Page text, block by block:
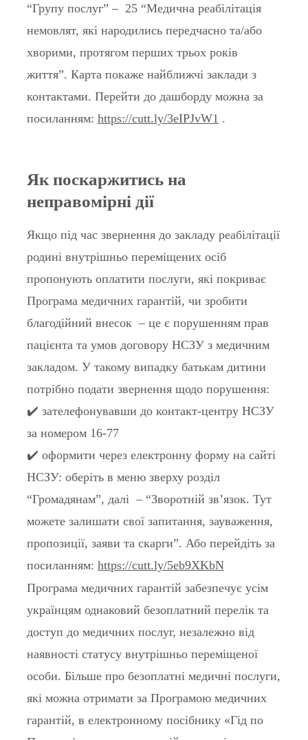
“Групу послуг” – 25 “Медична реабілітація
немовлят, які народились передчасно та/або
хворими, протягом перших трьох років
життя”. Карта покаже найближчі заклади з
контактами. Перейти до дашборду можна за
посиланням: https://cutt.ly/3eIPJvW1 .
Як поскаржитись на
неправомірні дії
Якщо під час звернення до закладу реабілітації
родині внутрішньо переміщених осіб
пропонують оплатити послуги, які покриває
Програма медичних гарантій, чи зробити
благодійний внесок – це є порушенням прав
пацієнта та умов договору НСЗУ з медичним
закладом. У такому випадку батькам дитини
потрібно подати звернення щодо порушення:
✔️ зателефонувавши до контакт-центру НСЗУ
за номером 16-77
✔️ оформити через електронну форму на сайті
НСЗУ: оберіть в меню зверху розділ
“Громадянам”, далі – “Зворотній зв’язок. Тут
можете залишати свої запитання, зауваження,
пропозиції, заяви та скарги”. Або перейдіть за
посиланням: https://cutt.ly/5eb9XKbN
Програма медичних гарантій забезпечує усім
українцям однаковий безоплатний перелік та
доступ до медичних послуг, незалежно від
наявності статусу внутрішньо переміщеної
особи. Більше про безоплатні медичні послуги,
які можна отримати за Програмою медичних
гарантій, в електронному посібнику «Гід по